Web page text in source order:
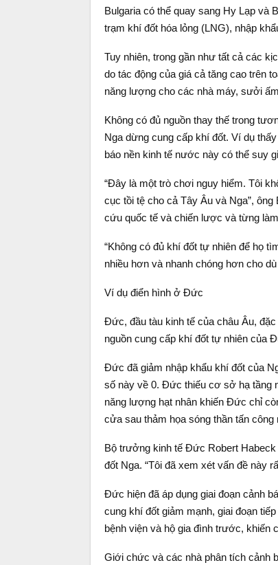
Bulgaria có thể quay sang Hy Lạp và
trạm khí đốt hóa lỏng (LNG), nhập
Tuy nhiên, trong gần như tất cả các
do tác động của giá cả tăng cao trên
năng lượng cho các nhà máy, sưởi
Không có đủ nguồn thay thế trong
Nga dừng cung cấp khí đốt. Ví dụ
báo nền kinh tế nước này có thể suy
“Đây là một trò chơi nguy hiểm. Tôi
cục tồi tệ cho cả Tây Âu và Nga”,
cứu quốc tế và chiến lược và từng
“Không có đủ khí đốt tự nhiên để họ
nhiều hơn và nhanh chóng hơn cho
Ví dụ điển hình ở Đức
Đức, đầu tàu kinh tế của châu Âu,
nguồn cung cấp khí đốt tự nhiên của
Đức đã giảm nhập khẩu khí đốt của
số này về 0. Đức thiếu cơ sở hạ tầng
năng lượng hạt nhân khiến Đức chỉ
cửa sau thảm họa sóng thần tấn
Bộ trưởng kinh tế Đức Robert
đốt Nga. “Tôi đã xem xét vấn đề này
Đức hiện đã áp dụng giai đoạn cảnh
cung khí đốt giảm mạnh, giai đoạn
bệnh viện và hộ gia đình trước, khiến
Giới chức và các nhà phân tích cảnh